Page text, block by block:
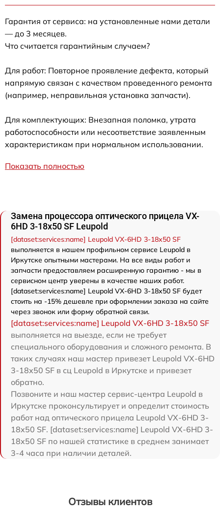
Гарантия от сервиса: на установленные нами детали
— до 3 месяцев.
Что считается гарантийным случаем?
Для работ: Повторное проявление дефекта, который
напрямую связан с качеством проведенного ремонта
(например, неправильная установка запчасти).
Для комплектующих: Внезапная поломка, утрата
работоспособности или несоответствие заявленным
характеристикам при нормальном использовании.
Показать полностью
Замена процессора оптического прицела VX-
6HD 3-18x50 SF Leupold
[dataset:services:name] Leupold VX-6HD 3-18x50 SF
выполняется в нашем профильном сервисе Leupold в
Иркутске опытными мастерами. На все виды работ и
запчасти предоставляем расширенную гарантию - мы в
сервисном центр уверены в качестве наших работ.
[dataset:services:name] Leupold VX-6HD 3-18x50 SF будет
стоить на -15% дешевле при оформлении заказа на сайте
через звонок или форму обратной связи.
[dataset:services:name] Leupold VX-6HD 3-18x50 SF
выполняется на выезде, если не требует
специального оборудования и сложного ремонта. В
таких случаях наш мастер привезет Leupold VX-6HD
3-18x50 SF в сц Leupold в Иркутске и привезет
обратно.
Позвоните и наш мастер сервис-центра Leupold в
Иркутске проконсультирует и определит стоимость
работ над оптического прицела Leupold VX-6HD 3-
18x50 SF. [dataset:services:name] Leupold VX-6HD 3-
18x50 SF по нашей статистике в среднем занимает
3-4 часа при наличии деталей.
Отзывы клиентов